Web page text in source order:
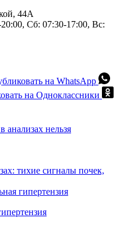
44А
Сб: 07:30-17:00, Вс:
на WhatsApp
на Одноклассники
тихие сигналы почек,
гипертензия